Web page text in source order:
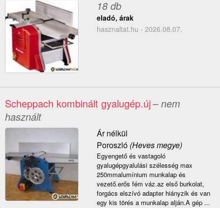
18 db
eladó, árak
hasznaltat.hu - 2026.08.07.
Scheppach kombinált gyalugép.új– nem
használt
Ár nélkül
Poroszló(Heves megye)
Egyengető és vastagoló
gyalugépgyalulási szélesség max
250mmalumínium munkalap és
vezető.erős fém váz.az első burkolat,
forgács elszívó adapter hiányzik és van
egy kis törés a munkalap alján.A gép ...